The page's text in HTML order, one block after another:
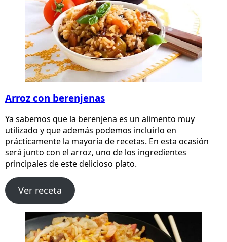
Arroz con berenjenas
Ya sabemos que la berenjena es un alimento muy
utilizado y que además podemos incluirlo en
prácticamente la mayoría de recetas. En esta ocasión
será junto con el arroz, uno de los ingredientes
principales de este delicioso plato.
Ver receta